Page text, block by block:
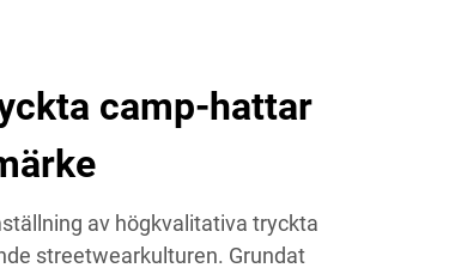
camp-hattar
av högkvalitativa tryckta
streetwearkulturen. Grundat